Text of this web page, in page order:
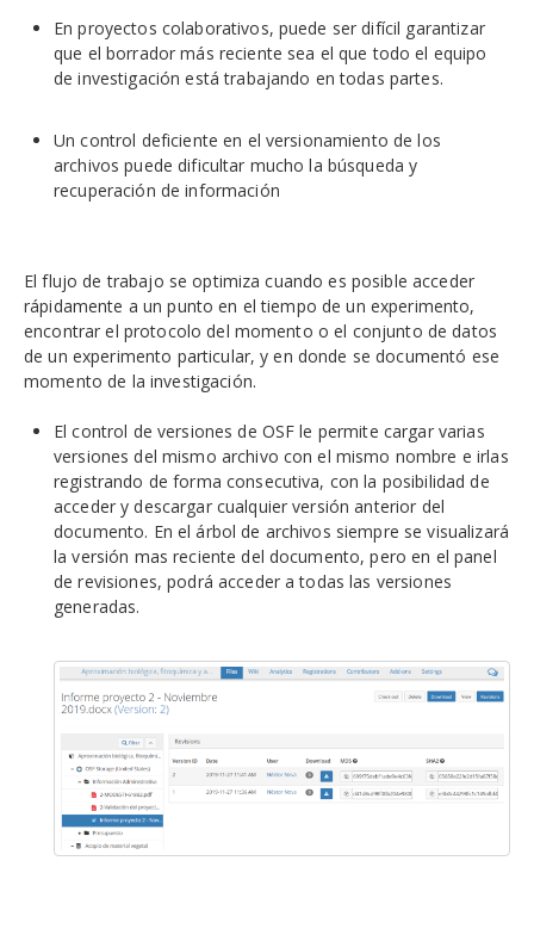
En proyectos colaborativos, puede ser difícil garantizar
que el borrador más reciente sea el que todo el equipo
de investigación está trabajando en todas partes.
Un control deficiente en el versionamiento de los
archivos puede dificultar mucho la búsqueda y
recuperación de información
El flujo de trabajo se optimiza cuando es posible acceder
rápidamente a un punto en el tiempo de un experimento,
encontrar el protocolo del momento o el conjunto de datos
de un experimento particular, y en donde se documentó ese
momento de la investigación.
El control de versiones de OSF le permite cargar varias
versiones del mismo archivo con el mismo nombre e irlas
registrando de forma consecutiva, con la posibilidad de
acceder y descargar cualquier versión anterior del
documento. En el árbol de archivos siempre se visualizará
la versión mas reciente del documento, pero en el panel
de revisiones, podrá acceder a todas las versiones
generadas.